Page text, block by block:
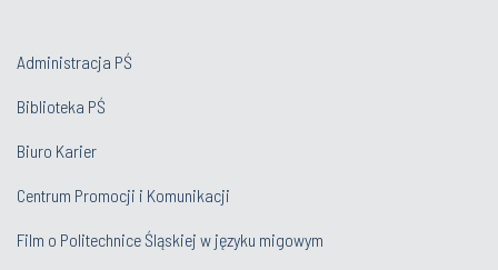
Administracja PŚ
Biblioteka PŚ
Biuro Karier
Centrum Promocji i Komunikacji
Film o Politechnice Śląskiej w języku migowym